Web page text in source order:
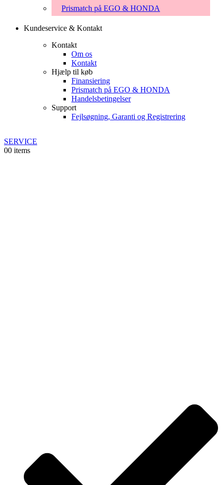
Prismatch på EGO & HONDA
Kundeservice & Kontakt
Kontakt
Om os
Kontakt
Hjælp til køb
Finansiering
Prismatch på EGO & HONDA
Handelsbetingelser
Support
Fejlsøgning, Garanti og Registrering
SERVICE
00 items